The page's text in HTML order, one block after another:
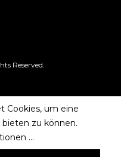
Reserved.
Cookies, um eine
zu können.
...